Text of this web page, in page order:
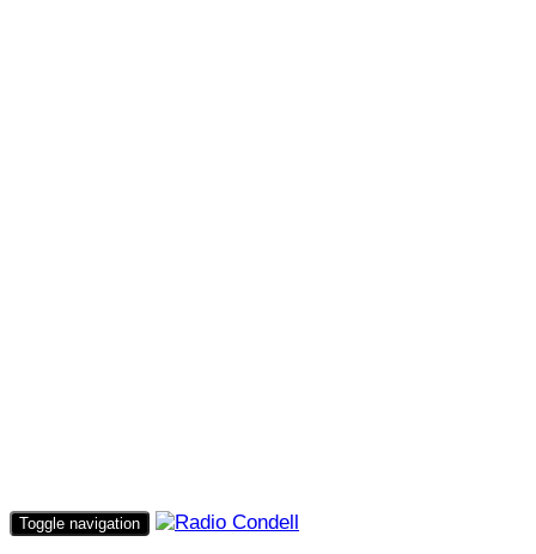
Toggle navigation